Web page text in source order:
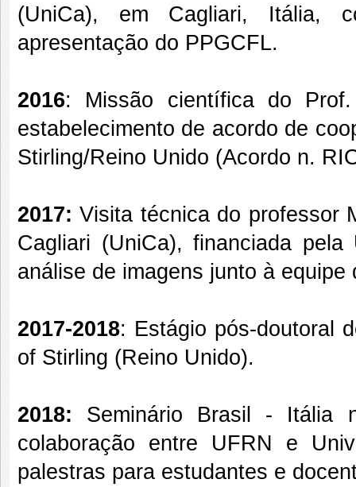
(UniCa), em Cagliari, Itália,
apresentação do PPGCFL.
2016: Missão científica do
estabelecimento de acordo de
Stirling/Reino Unido (Acordo n.
2017: Visita técnica do professor
Cagliari (UniCa), financiada
análise de imagens junto à
2017-2018: Estágio pós-doutoral
of Stirling (Reino Unido).
2018: Seminário Brasil - Itália
colaboração entre UFRN e
palestras para estudantes e